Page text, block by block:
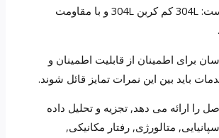
هدایت کرده است: 304L کم کربن 304L و با مقاومت
برای اطمینان از قابلیت اطمینان و
باید بین این نمرات تمایز قائل شوند.
را ارائه می دهد, تجزیه و تحلیل داده
متالورژی, رفتار مکانیکی,